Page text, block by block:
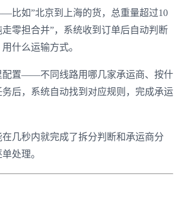
比如”北京到上海的货，总重量超过10
零担合并”，系统收到订单后自动判断
什么运输方式。
配置——不同线路用哪几家承运商、按什
后，系统自动找到对应规则，完成承运
几秒内就完成了拆分判断和承运商分
处理。